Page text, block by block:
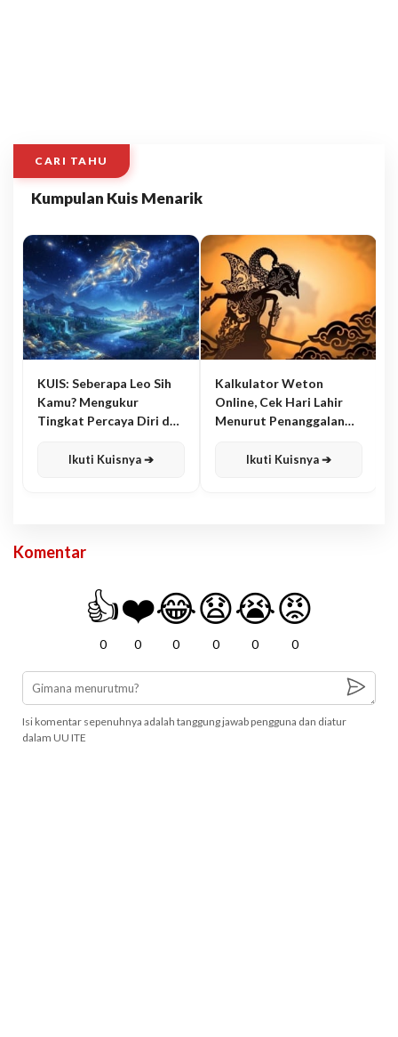
CARI TAHU
Kumpulan Kuis Menarik
KUIS: Seberapa Leo Sih
Kamu? Mengukur
Tingkat Percaya Diri dan
Ikuti Kuisnya ➔
Kalkulator Weton
Online, Cek Hari Lahir
Menurut Penanggalan
Ikuti Kuisnya ➔
Komentar
👍
0
❤️
0
😂
0
😧
0
😭
0
😡
0
Isi komentar sepenuhnya adalah tanggung jawab pengguna dan diatur
dalam UU ITE